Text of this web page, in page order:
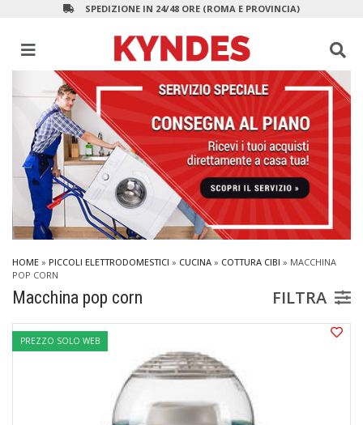
SPEDIZIONE IN 24/48 ORE (ROMA E PROVINCIA)
HOME » PICCOLI ELETTRODOMESTICI » CUCINA » COTTURA CIBI » MACCHINA
POP CORN
Macchina pop corn FILTRA
PREZZO SOLO WEB